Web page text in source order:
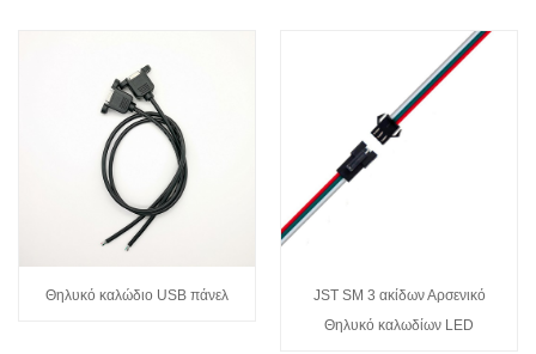
Θηλυκό καλώδιο USB πάνελ
JST SM 3 ακίδων Αρσενικό
Θηλυκό καλωδίων LED